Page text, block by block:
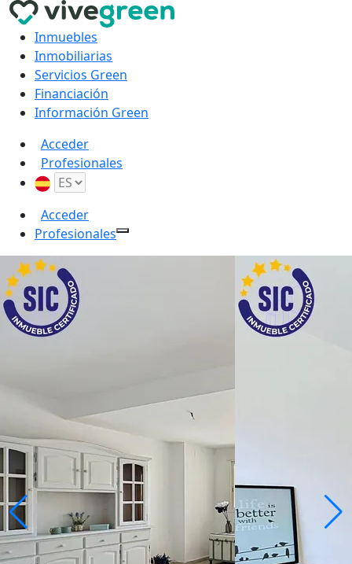
Inmuebles
Inmobiliarias
Servicios Green
Financiación
Información Green
Acceder
Profesionales
Acceder
Profesionales